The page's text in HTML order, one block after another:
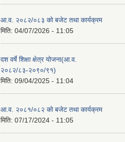
आ.व. २०८२/०८३ को बजेट तथा कार्यक्रम
मिति: 04/07/2026 - 11:05
दश वर्षे शिक्षा क्षेत्र योजना(आ.व.
२०८२/८३-२०९०/९१)
मिति: 09/04/2025 - 11:04
आ.व. २०८१/०८२ को बजेट तथा कार्यक्रम
मिति: 07/17/2024 - 11:05